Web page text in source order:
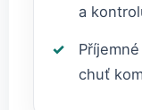
a
chuť